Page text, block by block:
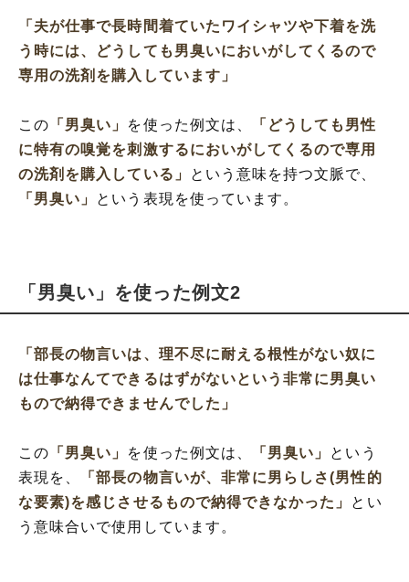
「夫が仕事で長時間着ていたワイシャツや下着を洗
う時には、どうしても男臭いにおいがしてくるので
専用の洗剤を購入しています」
この 「男臭い」 を使った例文は、
「どうしても男性
に特有の嗅覚を刺激するにおいがしてくるので専用
の洗剤を購入している」
という意味を持つ文脈で、
「男臭い」 という表現を使っています。
「男臭い」を使った例文2
「部長の物言いは、理不尽に耐える根性がない奴に
は仕事なんてできるはずがないという非常に男臭い
もので納得できませんでした」
この 「男臭い」 を使った例文は、 「男臭い」 という
表現を、
「部長の物言いが、非常に男らしさ(男性的
な要素)を感じさせるもので納得できなかった」 とい
う意味合いで使用しています。